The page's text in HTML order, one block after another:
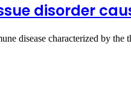
disorder
disease characterized by